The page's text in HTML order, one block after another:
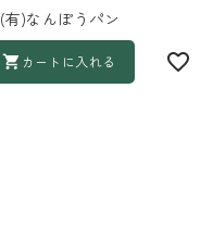
(有)なんぽうパン
カートに入れる